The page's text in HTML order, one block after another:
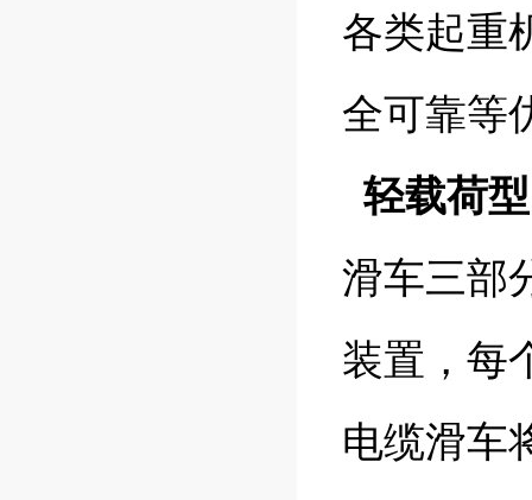
各类起重
全可靠等
轻载荷
滑车三部
装置，每
电缆滑车